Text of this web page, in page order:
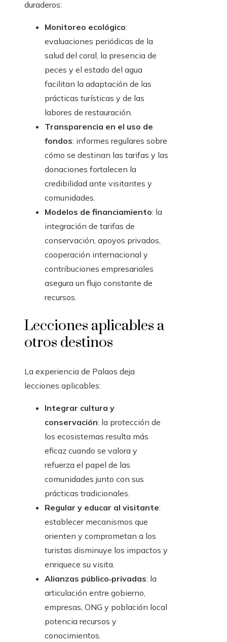
duraderos:
Monitoreo ecológico:
evaluaciones periódicas de la
salud del coral, la presencia de
peces y el estado del agua
facilitan la adaptación de las
prácticas turísticas y de las
labores de restauración.
Transparencia en el uso de
fondos: informes regulares sobre
cómo se destinan las tarifas y las
donaciones fortalecen la
credibilidad ante visitantes y
comunidades.
Modelos de financiamiento: la
integración de tarifas de
conservación, apoyos privados,
cooperación internacional y
contribuciones empresariales
asegura un flujo constante de
recursos.
Lecciones aplicables a
otros destinos
La experiencia de Palaos deja
lecciones aplicables:
Integrar cultura y
conservación: la protección de
los ecosistemas resulta más
eficaz cuando se valora y
refuerza el papel de las
comunidades junto con sus
prácticas tradicionales.
Regular y educar al visitante:
establecer mecanismos que
orienten y comprometan a los
turistas disminuye los impactos y
enriquece su visita.
Alianzas público‑privadas: la
articulación entre gobierno,
empresas, ONG y población local
potencia recursos y
conocimientos.